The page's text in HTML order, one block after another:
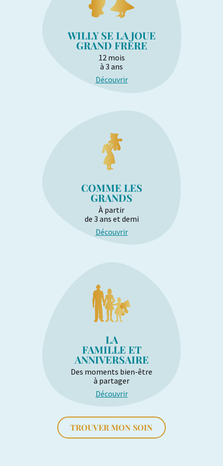
WILLY SE LA JOUE
GRAND FRÈRE
12 mois
à 3 ans
Découvrir
COMME LES
GRANDS
À partir
de 3 ans et demi
Découvrir
LA
FAMILLE ET
ANNIVERSAIRE
Des moments bien-être
à partager
Découvrir
TROUVER MON SOIN